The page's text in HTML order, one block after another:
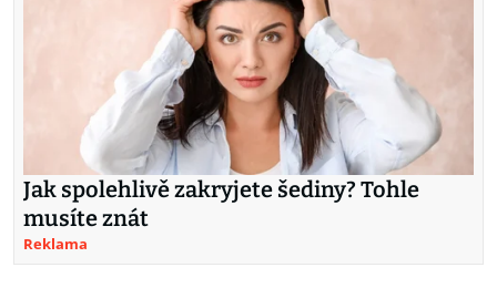
Jak spolehlivě zakryjete šediny? Tohle
musíte znát
Reklama